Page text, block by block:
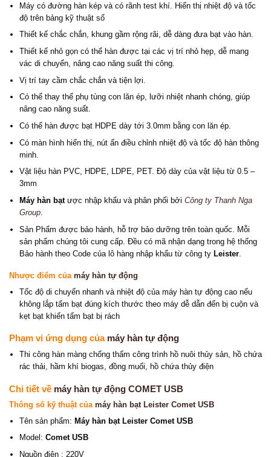
Máy có đường hàn kép và có rãnh test khí. Hiển thị nhiệt độ và tốc
độ trên bảng kỹ thuật số
Thiết kế chắc chắn, khung gầm rộng rãi, dễ dàng đưa bạt vào hàn.
Thiết kế nhỏ gọn có thể hàn được tại các vị trí nhỏ hẹp, dễ mang
vác di chuyển, nâng cao năng suất thi công.
Vị trí tay cầm chắc chắn và tiện lợi.
Có thể thay thế phụ tùng con lăn ép, lưỡi nhiệt nhanh chóng, giúp
nâng cao năng suất.
Có thể hàn được bạt HDPE dày tới 3.0mm bằng con lăn ép.
Có màn hình hiển thị, nút ấn điều chỉnh nhiệt độ và tốc độ hàn thông
minh.
Vật liệu hàn PVC, HDPE, LDPE, PET. Độ dày của vật liệu từ 0.5 –
3mm
Máy hàn bạtược nhập khẩu và phân phối bởi Công ty Thanh Nga
Group.
Sản Phẩm được bảo hành, hỗ trợ bảo dưỡng trên toàn quốc. Mỗi
sản phẩm chúng tôi cung cấp. Đều có mã nhận dạng trong hệ thống
Bảo hành theo Code của lô hàng nhập khẩu từ công ty Leister.
Nhược điểm của máy hàn tự động
Tốc độ di chuyển nhanh và nhiệt độ của máy hàn tự động cao nếu
không lắp tấm bạt đúng kích thước theo máy dễ dẫn đến bị cuộn và
kẹt bạt khiến tấm bạt bị rách
Phạm vi ứng dụng của máy hàn tự động
Thi công hàn màng chống thấm công trình hồ nuôi thủy sản, hồ chứa
rác thải, hầm khí biogas, đồng muối, hồ chứa thủy điện
Chi tiết về máy hàn tự động COMET USB
Thông số kỹ thuật của máy hàn bạt Leister Comet USB
Tên sản phẩm: Máy hàn bạt Leister Comet USB
Model: Comet USB
Nguồn điện : 220V